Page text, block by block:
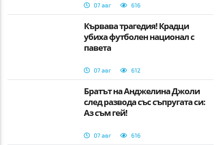
07 авг 616
Кървава трагедия! Крадци
убиха футболен национал с
павета
07 авг 612
Братът на Анджелина Джоли
след развода със съпругата си:
Аз съм гей!
07 авг 616